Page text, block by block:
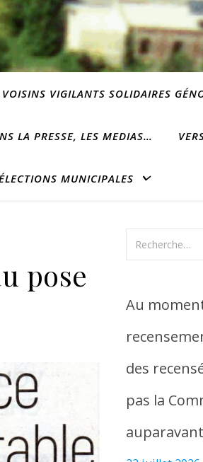
VOISINS VIGILANTS SOLIDAIRES
LA PRESSE, LES MEDIAS…
MUNICIPALES
pose
Au
des
pas la